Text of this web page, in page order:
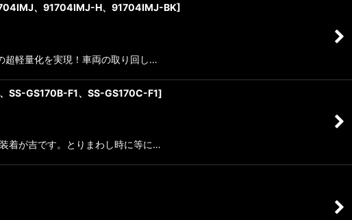
、91704IMJ-H、91704IMJ-BK]
超軽量化を実現！車両の取り回し…
SS-GS170B-F1、SS-GS170C-F1]
着が吉です。とりまわし時に等に…